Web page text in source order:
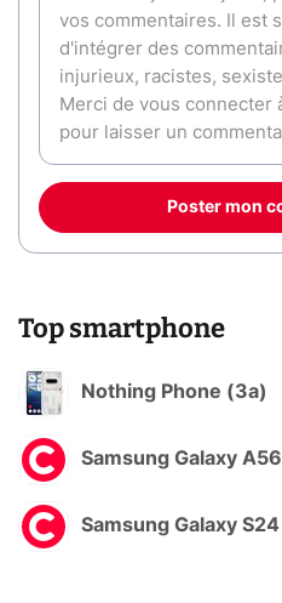
Poster mon
Top smartphone
Nothing Phone (3a)
Samsung Galaxy A56
Samsung Galaxy S24